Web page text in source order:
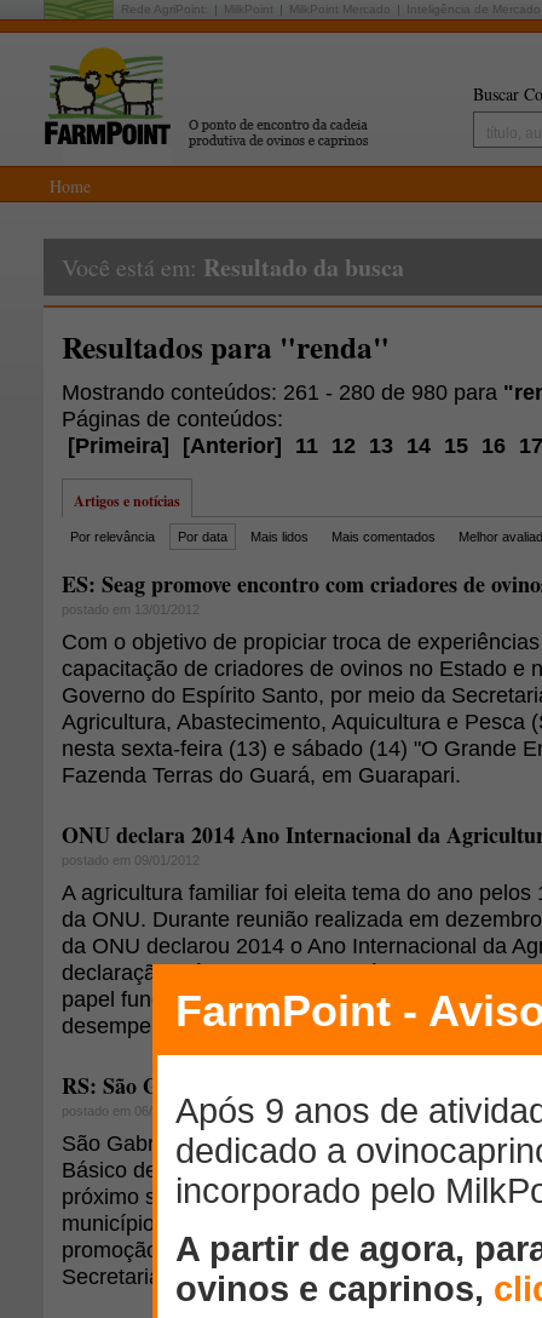
Rede AgriPoint: MilkPoint MilkPoint Mercado Inteligência de Mercado
Buscar
Home
Você está em: Resultado da busca
Resultados para "renda"
Mostrando conteúdos: 261 - 280 de 980 para
Páginas de conteúdos:
[Primeira] [Anterior] 11 12 13 14 15 16 17
Artigos e notícias
Por relevância Por data Mais lidos Mais comentados Melhor
ES: Seag promove encontro com criadores de
postado em 13/01/2012
Com o objetivo de propiciar troca de
capacitação de criadores de ovinos no Estado e
Governo do Espírito Santo, por meio da
Agricultura, Abastecimento, Aquicultura e Pesca
nesta sexta-feira (13) e sábado (14) "O Grande
Fazenda Terras do Guará, em Guarapari.
ONU declara 2014 Ano Internacional da
postado em 09/01/2012
A agricultura familiar foi eleita tema do ano pelos
da ONU. Durante reunião realizada em
da ONU declarou 2014 o Ano Internacional da
declaração inédita para o setor é resultado do
papel fundamental que esse sistema
desempenha para o alcance da segurança
RS: São Gabriel realiza 1º Curso de Classificação
postado em 06/01/2012
São Gabriel está realizando, desde segunda-
Básico de Classificação de Lã. As atividades se
próximo sábado (07) e fazem parte do Programa
município. A capacitação, que conta com 12
promoção do escritório municipal da Emater/RS-
Secretaria Municipal de Agricultura e